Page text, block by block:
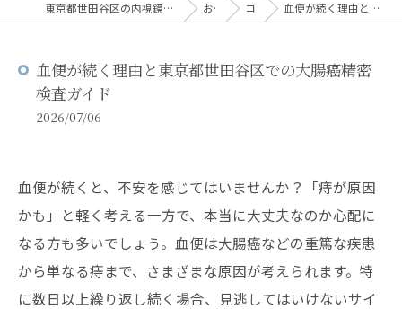
東京都世田谷区の内視鏡なら下北沢メディカル 内科・消化器内視鏡クリニック お知らせ コラム 血便が続く理由と東京都世田谷区での大腸癌精密検査ガイド
血便が続く理由と東京都世田谷区での大腸癌精密
検査ガイド
2026/07/06
血便が続くと、不安を感じてはいませんか？「痔が原因
かも」と軽く考える一方で、本当に大丈夫なのか心配に
なる方も多いでしょう。血便は大腸癌などの重篤な疾患
から単なる痔まで、さまざまな原因が考えられます。特
に数日以上繰り返し続く場合、見逃してはいけないサイ